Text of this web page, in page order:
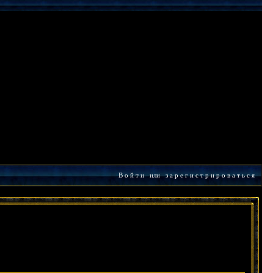
В о й т иилиз а р е г и с т р и р о в а т ь с я